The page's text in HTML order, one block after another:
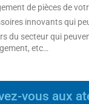
de pièces de
innovants qui
du secteur qui
etc…
vous aux